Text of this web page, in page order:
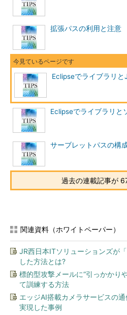
拡張パスの利用と注意
Eclipseでライブラリ
Eclipseでライブラリと
サーブレットパスの構
過去の連載記事が
関連資料（ホワイトペーパー）
JR西日本ITソリューションズが
した方法とは?
標的型攻撃メールに“引っかかり
て訓練する方法
エッジAI搭載カメラサービスの
実現した事例